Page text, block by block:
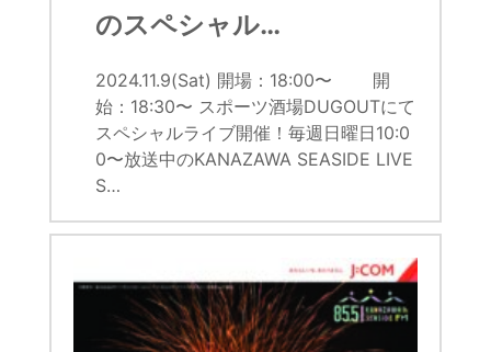
のスペシャル…
2024.11.9(Sat) 開場：18:00〜 開
始：18:30〜 スポーツ酒場DUGOUTにて
スペシャルライブ開催！毎週日曜日10:0
0〜放送中のKANAZAWA SEASIDE LIVE
S…